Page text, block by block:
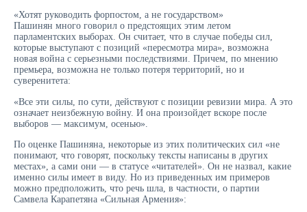
«Хотят руководить форпостом, а не государством»
Пашинян много говорил о предстоящих этим летом
парламентских выборах. Он считает, что в случае победы сил,
которые выступают с позиций «пересмотра мира», возможна
новая война с серьезными последствиями. Причем, по мнению
премьера, возможна не только потеря территорий, но и
суверенитета:
«Все эти силы, по сути, действуют с позиции ревизии мира. А это
означает неизбежную войну. И она произойдет вскоре после
выборов — максимум, осенью».
По оценке Пашиняна, некоторые из этих политических сил «не
понимают, что говорят, поскольку тексты написаны в других
местах», а сами они — в статусе «читателей». Он не назвал, какие
именно силы имеет в виду. Но из приведенных им примеров
можно предположить, что речь шла, в частности, о партии
Самвела Карапетяна «Сильная Армения»: